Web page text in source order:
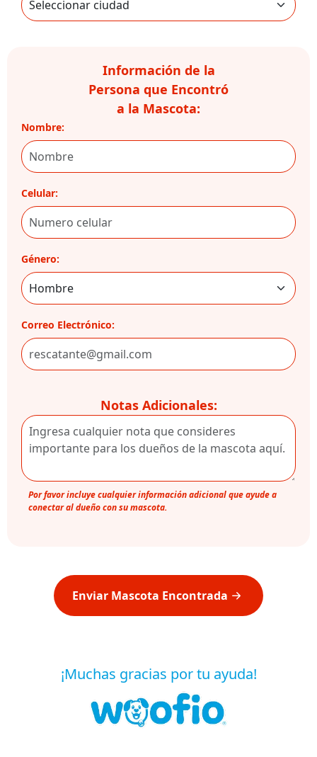
Información de la
Persona que Encontró
a la Mascota:
Nombre:
Celular:
Género:
Correo Electrónico:
Notas Adicionales:
Por favor incluye cualquier información adicional que ayude a
conectar al dueño con su mascota.
Enviar Mascota Encontrada
¡Muchas gracias por tu ayuda!